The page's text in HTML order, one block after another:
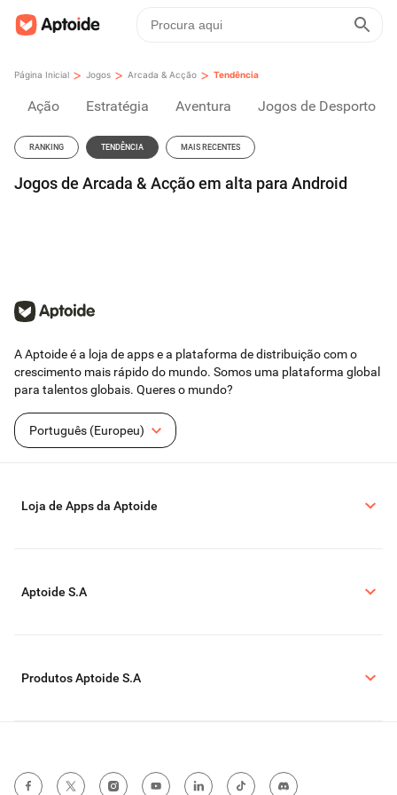
Página Inicial > Jogos > Arcada & Acção > Tendência
Ação Estratégia Aventura Jogos de Desporto
RANKING TENDÊNCIA MAIS RECENTES
Jogos de Arcada & Acção em alta para Android
A Aptoide é a loja de apps e a plataforma de distribuição com o
crescimento mais rápido do mundo. Somos uma plataforma global
para talentos globais. Queres o mundo?
Português (Europeu)
Loja de Apps da Aptoide
Aptoide S.A
Produtos Aptoide S.A